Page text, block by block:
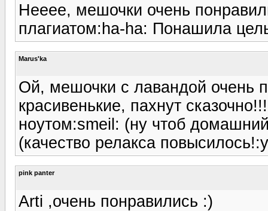
Нееее, мешочки очень
плагиатом:ha-ha: Понашила
Marus'ka
Ой, мешочки с лавандой очень
красивенькие, пахнут
ноутом:smeil: (ну чтоб
(качество релакса
pink panter
Arti ,очень понравились :)